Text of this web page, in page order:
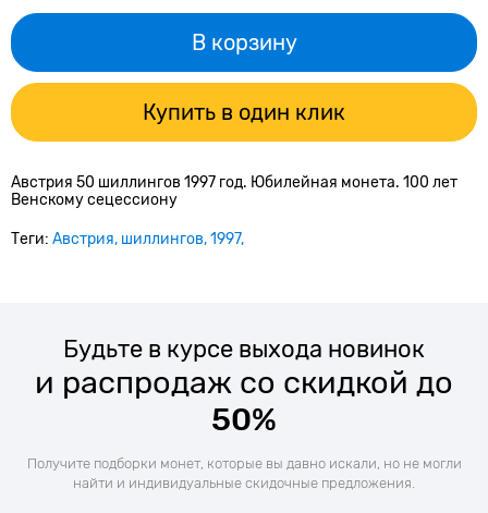
В корзину
Купить в один клик
Австрия 50 шиллингов 1997 год. Юбилейная монета. 100 лет
Венскому сецессиону
Теги: Австрия шиллингов 1997
Будьте в курсе выхода новинок
и распродаж со скидкой до
50%
Получите подборки монет, которые вы давно искали, но не могли
найти и индивидуальные скидочные предложения.